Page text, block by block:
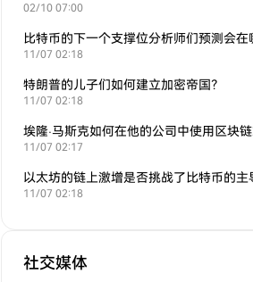
02/10 07:00
11/07 02:18
特朗普的儿子们如何建立加密帝国？
11/07 02:18
11/07 02:17
11/07 02:18
社交媒体